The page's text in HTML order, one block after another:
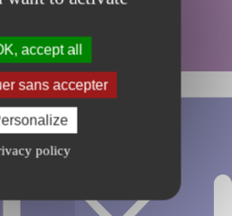
accept all
sans accepter
policy